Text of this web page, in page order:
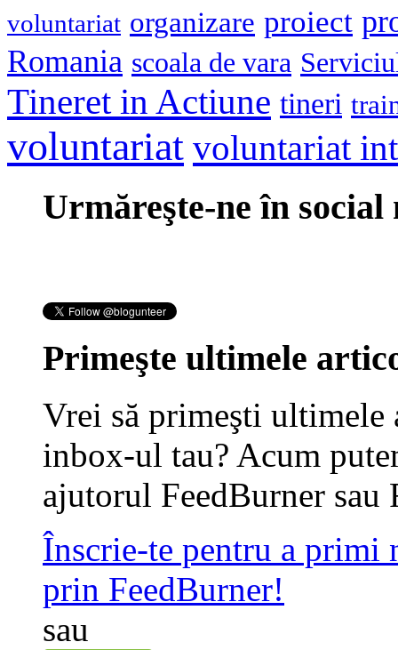
voluntariat organizare proiect
Romania scoala de vara
Tineret in Actiune tineri
voluntariat voluntariat
Urmăreşte-ne în social
Primeşte ultimele
Vrei să primeşti
inbox-ul tau? Acum
ajutorul FeedBurner sau
Înscrie-te pentru a primi
prin FeedBurner!
sau